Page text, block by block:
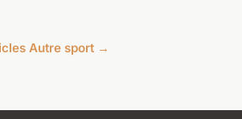
Autre sport →